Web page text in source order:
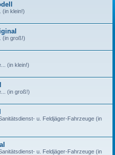
(in klein!)
(in groß!)
(in klein!)
(in groß!)
u. Feldjäger-Fahrzeuge (in
u. Feldjäger-Fahrzeuge (in